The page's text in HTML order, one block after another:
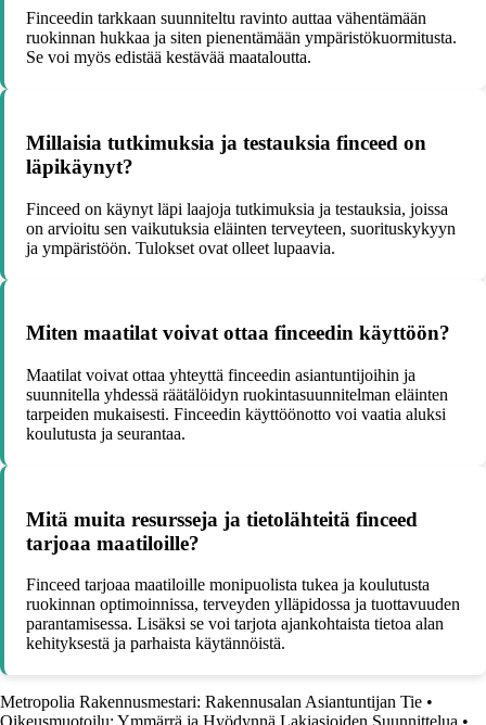
Finceedin tarkkaan suunniteltu ravinto auttaa vähentämään
ruokinnan hukkaa ja siten pienentämään ympäristökuormitusta.
Se voi myös edistää kestävää maataloutta.
Millaisia tutkimuksia ja testauksia finceed on
läpikäynyt?
Finceed on käynyt läpi laajoja tutkimuksia ja testauksia, joissa
on arvioitu sen vaikutuksia eläinten terveyteen, suorituskykyyn
ja ympäristöön. Tulokset ovat olleet lupaavia.
Miten maatilat voivat ottaa finceedin käyttöön?
Maatilat voivat ottaa yhteyttä finceedin asiantuntijoihin ja
suunnitella yhdessä räätälöidyn ruokintasuunnitelman eläinten
tarpeiden mukaisesti. Finceedin käyttöönotto voi vaatia aluksi
koulutusta ja seurantaa.
Mitä muita resursseja ja tietolähteitä finceed
tarjoaa maatiloille?
Finceed tarjoaa maatiloille monipuolista tukea ja koulutusta
ruokinnan optimoinnissa, terveyden ylläpidossa ja tuottavuuden
parantamisessa. Lisäksi se voi tarjota ajankohtaista tietoa alan
kehityksestä ja parhaista käytännöistä.
Metropolia Rakennusmestari: Rakennusalan Asiantuntijan Tie •